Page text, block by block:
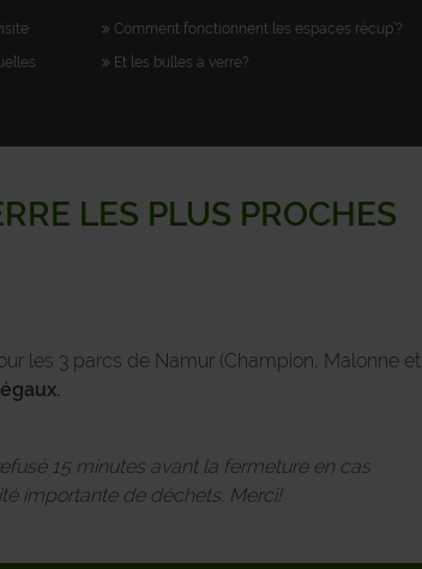
Comment fonctionnent les espaces récup’?
Et les bulles à verre?
LES PLUS PROCHES
les 3 parcs de Namur (Champion, Malonne et
15 minutes avant la fermeture en cas
importante de déchets. Merci!